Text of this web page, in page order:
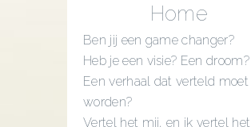
Home
Ben jij een game changer?
Heb je een visie? Een droom?
Een verhaal dat verteld moet
worden?
Vertel het mij, en ik vertel het